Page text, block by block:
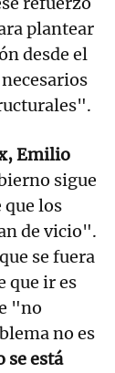
plantear
desde el
Emilio
sigue
los
de vicio".
se fuera
que ir es
"no
no es
se está